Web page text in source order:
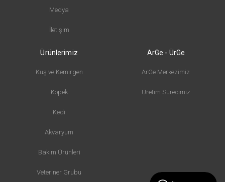
Medya
İletişim
Ürünlerimiz
Kuş ve Kemirgen
Köpek
Kedi
Akvaryum
Bakım Ürünleri
Veteriner Grubu
ArGe - ÜrGe
ArGe Merkezimiz
Üretim Sürecimiz